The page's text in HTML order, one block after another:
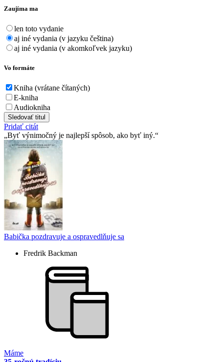
Zaujíma ma
len toto vydanie
aj iné vydania (v jazyku čeština)
aj iné vydania (v akomkoľvek jazyku)
Vo formáte
Kniha (vrátane čítaných)
E-kniha
Audiokniha
Sledovať titul
Pridať citát
Byť výnimočný je najlepší spôsob, ako byť iný.
Babička pozdravuje a ospravedlňuje sa
Fredrik Backman
Máme